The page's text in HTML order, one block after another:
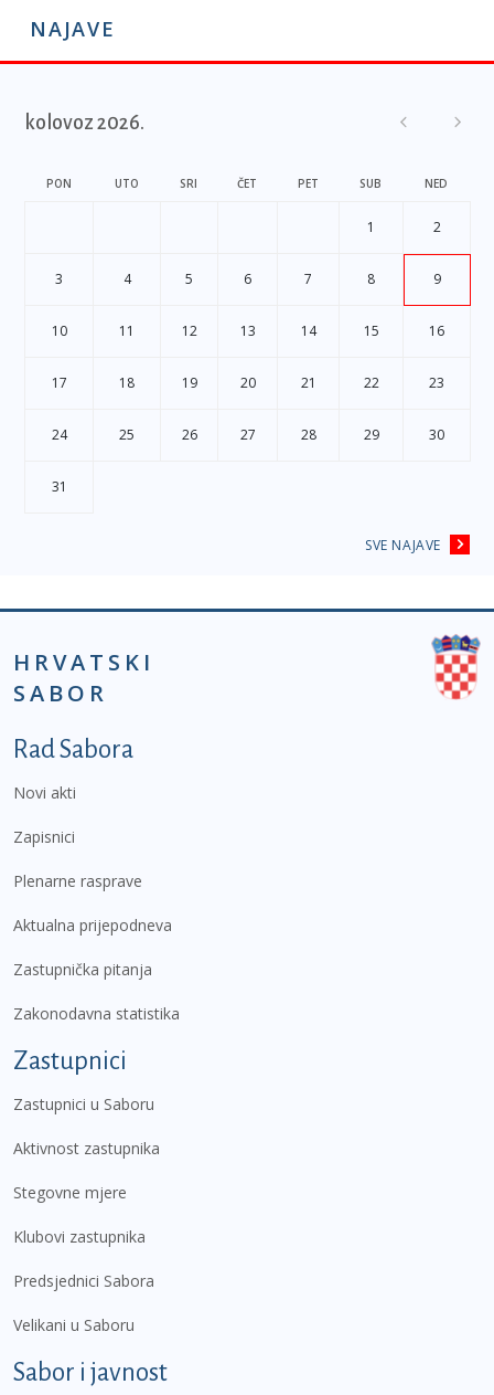
NAJAVE
kolovoz 2026.
PON UTO SRI ČET PET SUB NED
1 2
3 4 5 6 7 8 9
10 11 12 13 14 15 16
17 18 19 20 21 22 23
24 25 26 27 28 29 30
31
SVE NAJAVE
HRVATSKI
SABOR
Podnožje prvi izbornik
Rad Sabora
Novi akti
Zapisnici
Plenarne rasprave
Aktualna prijepodneva
Zastupnička pitanja
Zakonodavna statistika
Zastupnici
Zastupnici u Saboru
Aktivnost zastupnika
Stegovne mjere
Klubovi zastupnika
Predsjednici Sabora
Velikani u Saboru
Sabor i javnost